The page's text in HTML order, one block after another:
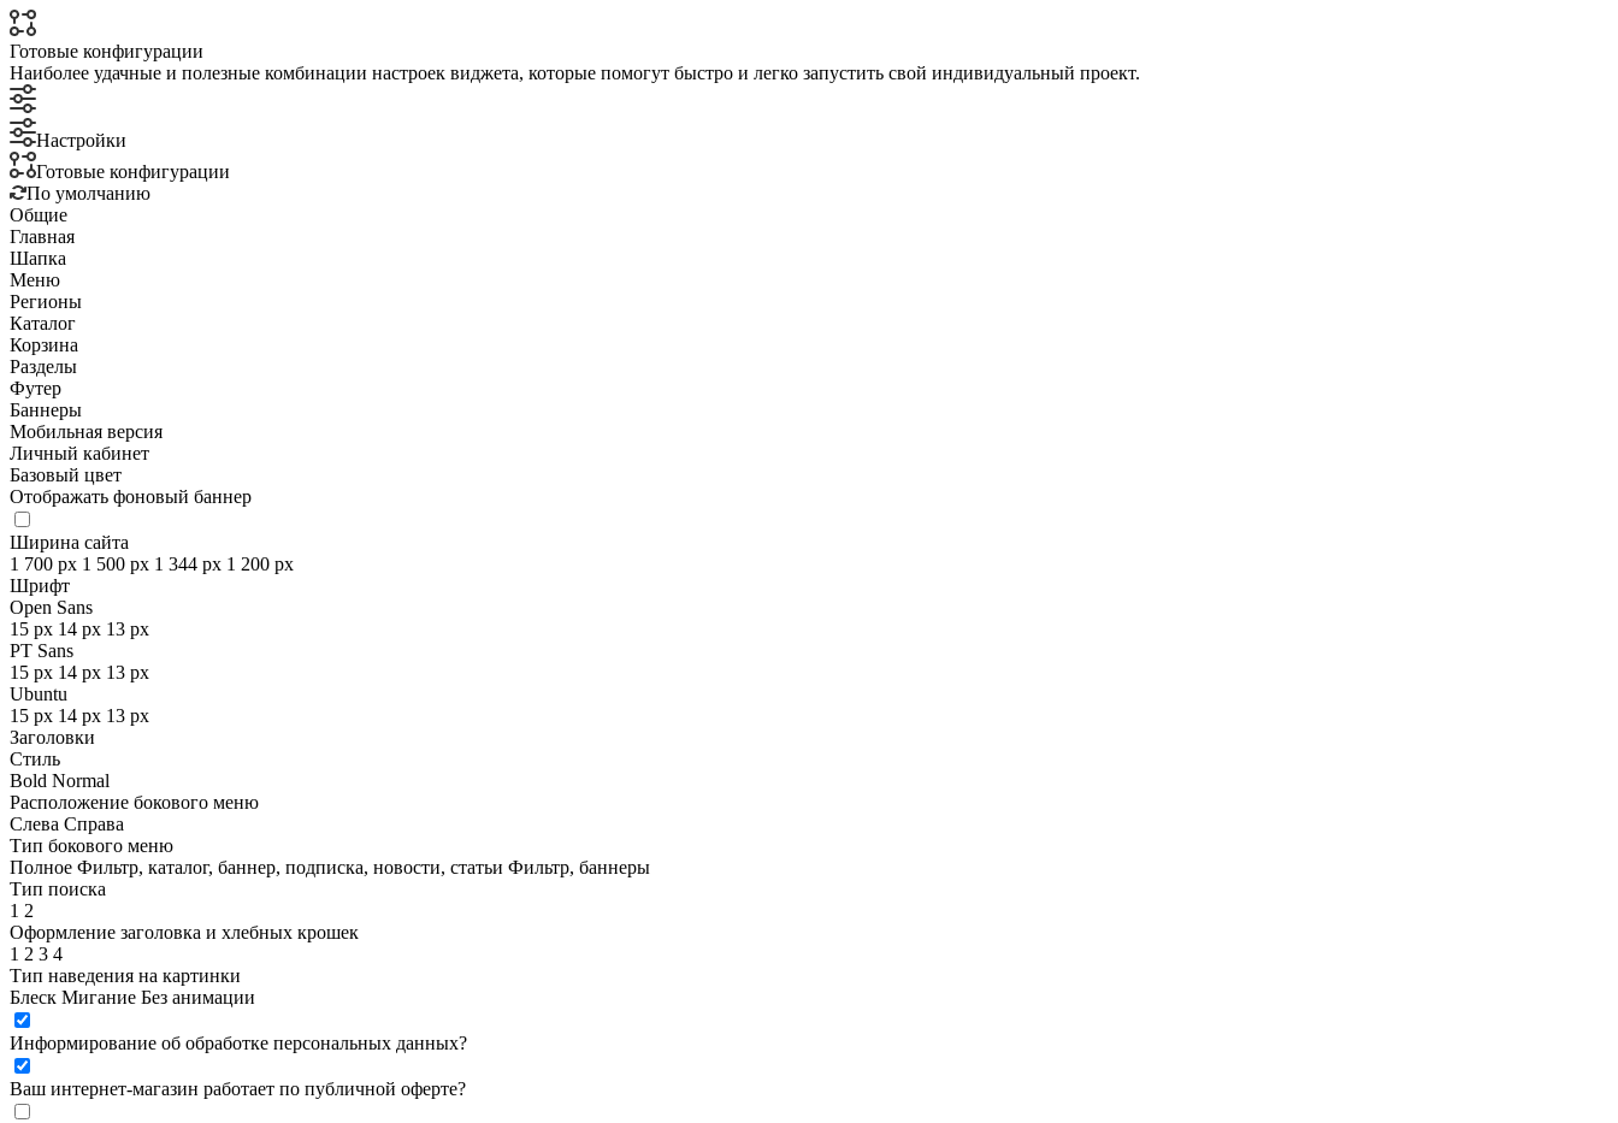
Готовые конфигурации
Наиболее удачные и полезные комбинации настроек виджета, которые помогут быстро и легко запустить свой индивидуальный проект.
Настройки
Готовые конфигурации
По умолчанию
Общие
Главная
Шапка
Меню
Регионы
Каталог
Корзина
Разделы
Футер
Баннеры
Мобильная версия
Личный кабинет
Базовый цвет
Отображать фоновый баннер
Ширина сайта
1 700 px 1 500 px 1 344 px 1 200 px
Шрифт
Open Sans
15 px 14 px 13 px
PT Sans
15 px 14 px 13 px
Ubuntu
15 px 14 px 13 px
Заголовки
Стиль
Bold Normal
Расположение бокового меню
Слева Справа
Тип бокового меню
Полное Фильтр, каталог, баннер, подписка, новости, статьи Фильтр, баннеры
Тип поиска
1 2
Оформление заголовка и хлебных крошек
1 2 3 4
Тип наведения на картинки
Блеск Мигание Без анимации
Информирование об обработке персональных данных?
Ваш интернет-магазин работает по публичной оферте?